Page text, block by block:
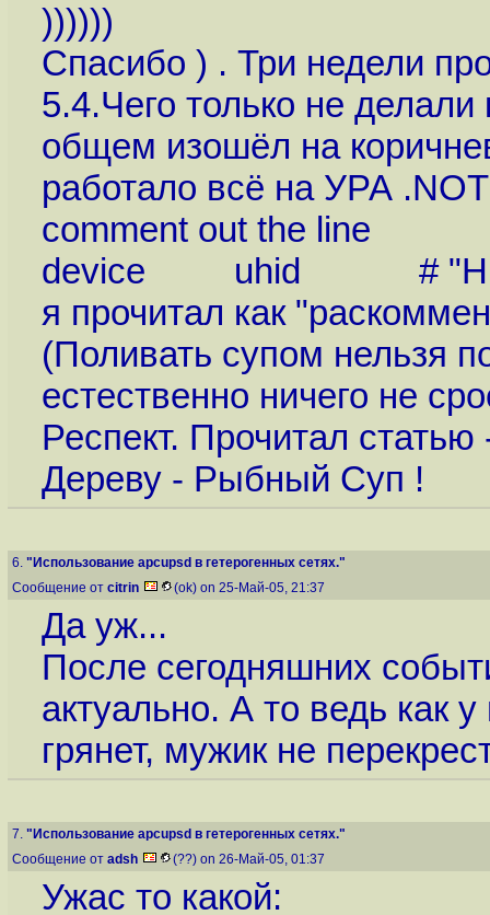
))))))
Спасибо ) . Три недели
5.4.Чего только не
общем изошёл на
работало всё на УРА
comment out the line
device uhid #
я прочитал как
(Поливать супом нельзя
естественно ничего не
Респект. Прочитал
Дереву - Рыбный Суп !
6. "Использование apcupsd в гетерогенных сетях."
Сообщение от citrin (ok) on 25-Май-05, 21:37
Да уж...
После сегодняшних
актуально. А то ведь как
грянет, мужик не
7. "Использование apcupsd в гетерогенных сетях."
Сообщение от adsh (??) on 26-Май-05, 01:37
Ужас то какой: